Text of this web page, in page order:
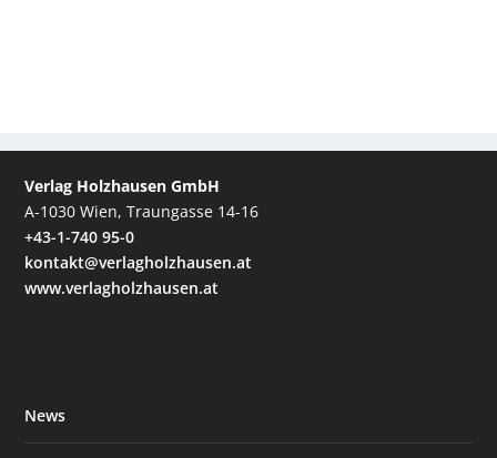
Verlag Holzhausen GmbH
A-1030 Wien, Traungasse 14-16
+43-1-740 95-0
kontakt@verlagholzhausen.at
www.verlagholzhausen.at
News